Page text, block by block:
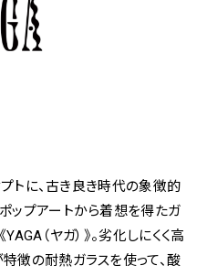
プトに、古き良き時代の象徴的
ップアートから着想を得たガ
（ヤガ）》。劣化しにくく高
徴の耐熱ガラスを使って、酸